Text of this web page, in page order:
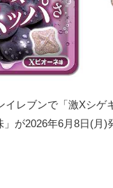
イレブンで「激Xシゲ
」が2026年6月8日(月)